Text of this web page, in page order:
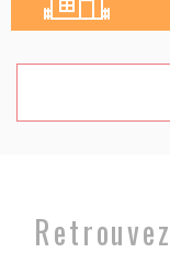
Retrouvez